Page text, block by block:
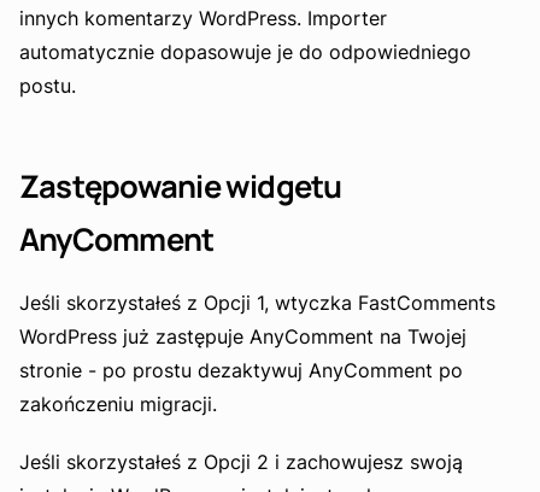
innych komentarzy WordPress. Importer
automatycznie dopasowuje je do odpowiedniego
postu.
Zastępowanie widgetu
AnyComment
Jeśli skorzystałeś z Opcji 1, wtyczka FastComments
WordPress już zastępuje AnyComment na Twojej
stronie - po prostu dezaktywuj AnyComment po
zakończeniu migracji.
Jeśli skorzystałeś z Opcji 2 i zachowujesz swoją